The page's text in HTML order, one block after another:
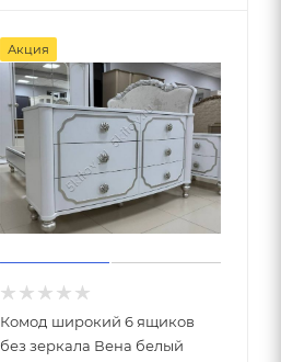
Акция
Комод широкий 6 ящиков
без зеркала Вена белый